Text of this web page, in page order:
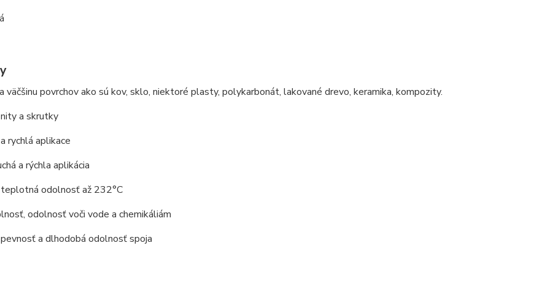
väčšinu povrchov ako sú kov, sklo, niektoré plasty, polykarbonát, lakované drevo, keramika, kompozity.
a skrutky
rychlá aplikace
a rýchla aplikácia
odolnosť až 232°C
odolnosť voči vode a chemikáliám
a dlhodobá odolnosť spoja